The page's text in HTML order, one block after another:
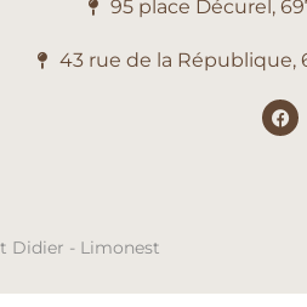
95 place Décurel,
43 rue de la République,
Didier - Limonest